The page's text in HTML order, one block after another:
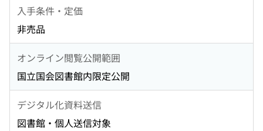
入手条件・定価
非売品
オンライン閲覧公開範囲
国立国会図書館内限定公開
デジタル化資料送信
図書館・個人送信対象